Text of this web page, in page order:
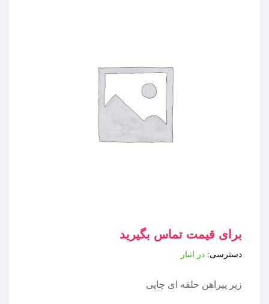
برای قیمت تماس بگیرید
دسترسی: در انبار
زیر پیراهن حلقه ای چاپی